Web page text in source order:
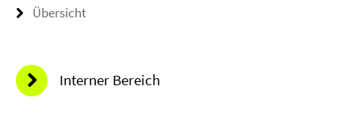
Übersicht
Interner Bereich